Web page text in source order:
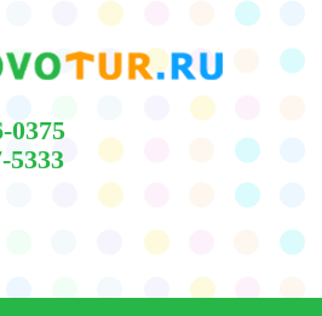
0375
5333